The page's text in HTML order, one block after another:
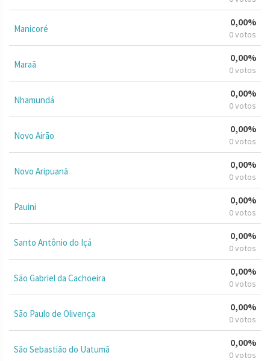
Manicoré
0,00%
0 votos
Maraã
0,00%
0 votos
Nhamundá
0,00%
0 votos
Novo Airão
0,00%
0 votos
Novo Aripuanã
0,00%
0 votos
Pauini
0,00%
0 votos
Santo Antônio do Içá
0,00%
0 votos
São Gabriel da Cachoeira
0,00%
0 votos
São Paulo de Olivença
0,00%
0 votos
São Sebastião do Uatumã
0,00%
0 votos